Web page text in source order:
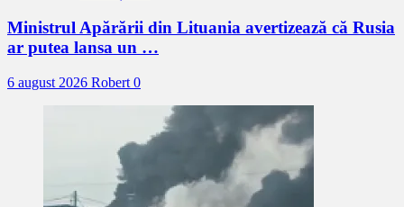
Ministrul Apărării din Lituania avertizează că Rusia
ar putea lansa un …
6 august 2026 Robert 0